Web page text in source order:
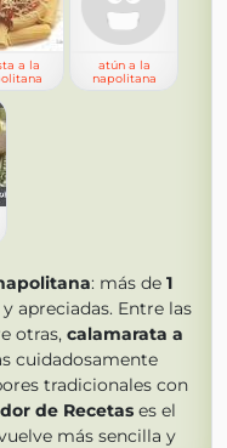
a la
atún a la
napolitana
: más de 1
apreciadas. Entre las
otras, calamarata a
cuidadosamente
tradicionales con
de Recetases el
más sencilla y